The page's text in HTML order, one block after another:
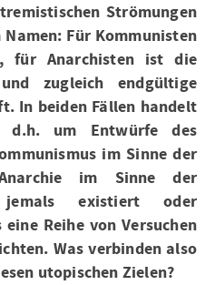
Strömungen
Für Kommunisten
für Anarchisten ist die
zugleich endgültige
In beiden Fällen handelt
um Entwürfe des
im Sinne der
im Sinne der
jemals existiert oder
Reihe von Versuchen
Was verbinden also
utopischen Zielen?